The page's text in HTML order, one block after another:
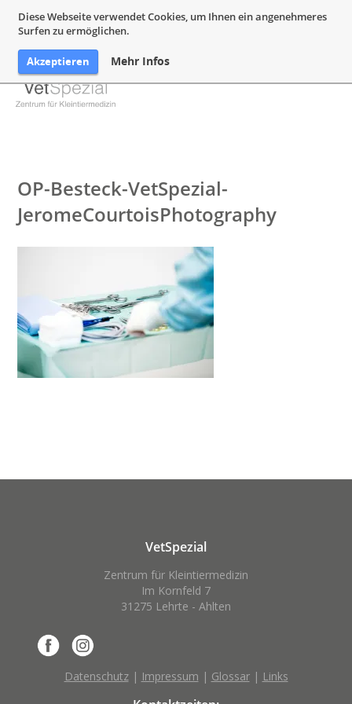
Diese Webseite verwendet Cookies, um Ihnen ein angenehmeres
Surfen zu ermöglichen.
Akzeptieren Mehr Infos
OP-Besteck-VetSpezial-
JeromeCourtoisPhotography
VetSpezial
Zentrum für Kleintiermedizin
Im Kornfeld 7
31275 Lehrte - Ahlten
Datenschutz| Impressum | Glossar| Links